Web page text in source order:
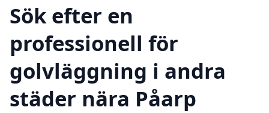
Sök efter en
professionell för
golvläggning i andra
städer nära Påarp